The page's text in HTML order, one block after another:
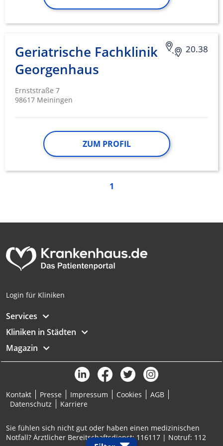
20.38
Geriatrische Fachklinik
Georgenhaus
Ernststraße 7
98617 Meiningen
ZUM PROFIL
1
Login für Kliniken
Services
Kliniken in Städten
Magazin
Kontakt Presse Impressum Cookies
AGB
Datenschutz
Karriere
Sie fühlen sich nicht gut oder haben einen medizinischen
Notfall? Ärztlicher Bereitschaftsdienst: 116117 | Notruf: 112
Werbung